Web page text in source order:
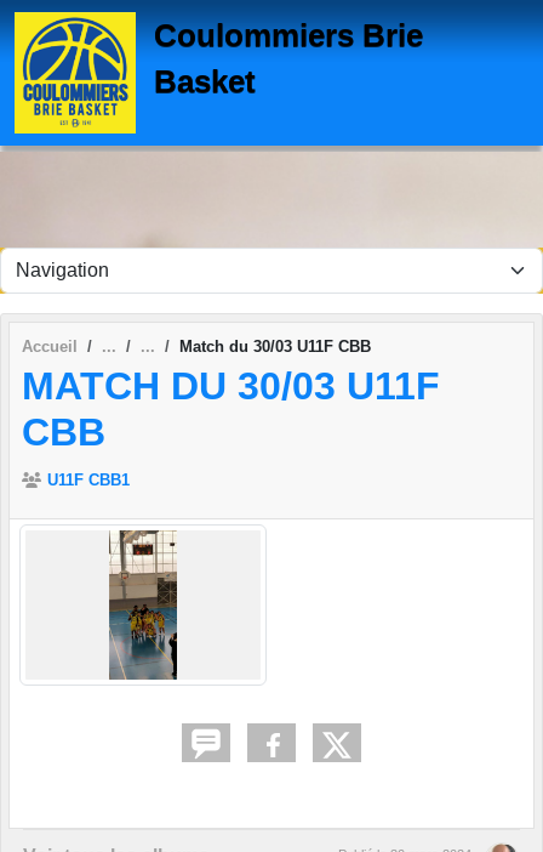
Coulommiers Brie
Basket
Accueil Match du 30/03 U11F CBB
MATCH DU 30/03 U11F
CBB
U11F CBB1
Panneau de gestion des cookies